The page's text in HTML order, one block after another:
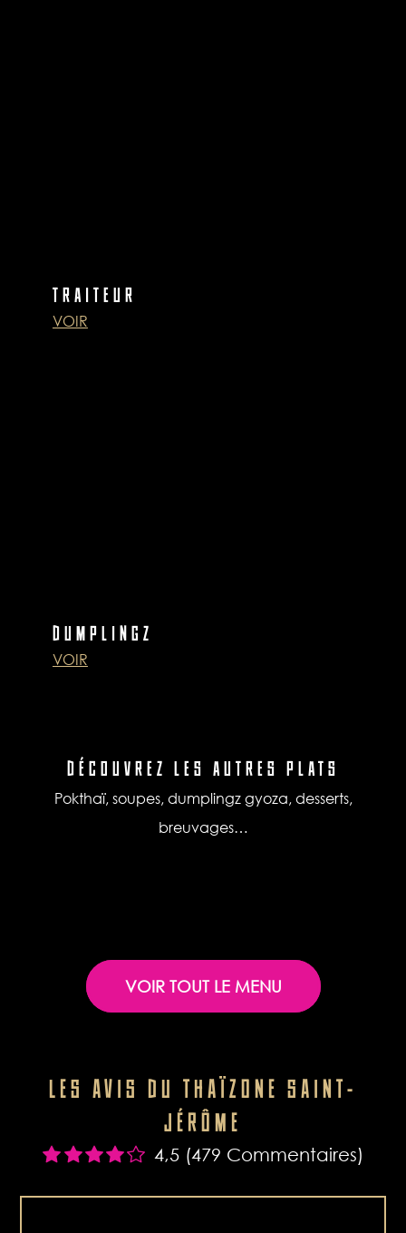
TRAITEUR
VOIR
DUMPLINGZ
VOIR
DÉCOUVREZ LES AUTRES PLATS
Pokthaï, soupes, dumplingz gyoza, desserts,
breuvages…
VOIR TOUT LE MENU
LES AVIS DU THAÏZONE SAINT-
JÉRÔME
4,5 (479 Commentaires)